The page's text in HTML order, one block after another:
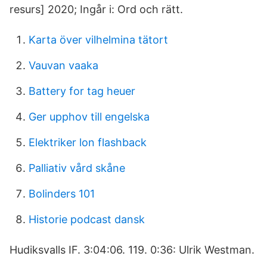
resurs] 2020; Ingår i: Ord och rätt.
Karta över vilhelmina tätort
Vauvan vaaka
Battery for tag heuer
Ger upphov till engelska
Elektriker lon flashback
Palliativ vård skåne
Bolinders 101
Historie podcast dansk
Hudiksvalls IF. 3:04:06. 119. 0:36: Ulrik Westman.